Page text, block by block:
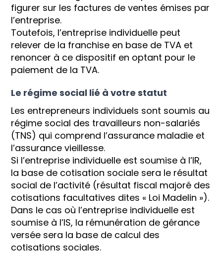
figurer sur les factures de ventes émises par
l’entreprise.
Toutefois, l’entreprise individuelle peut
relever de la franchise en base de TVA et
renoncer à ce dispositif en optant pour le
paiement de la TVA.
Le régime social lié à votre statut
Les entrepreneurs individuels sont soumis au
régime social des travailleurs non-salariés
(TNS) qui comprend l’assurance maladie et
l’assurance vieillesse.
Si l’entreprise individuelle est soumise à l’IR,
la base de cotisation sociale sera le résultat
social de l’activité (résultat fiscal majoré des
cotisations facultatives dites « Loi Madelin »).
Dans le cas où l’entreprise individuelle est
soumise à l’IS, la rémunération de gérance
versée sera la base de calcul des
cotisations sociales.